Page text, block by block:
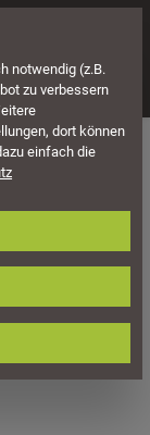
434 x
notwendig (z.B.
zu verbessern
dort können
einfach die